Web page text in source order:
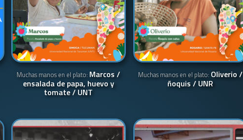
Muchas manos en el plato: Marcos /
ensalada de papa, huevo y
tomate / UNT
Muchas manos en el plato: Oliverio /
ñoquis / UNR